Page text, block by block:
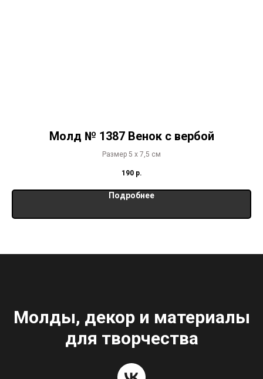
Молд № 1387 Венок с вербой
Размер 5 х 7,5 см
190 р.
Подробнее
Молды, декор и материалы
для творчества